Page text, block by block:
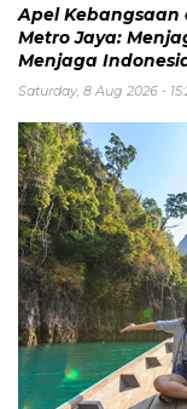
Apel Kebangsaan
Metro Jaya:
Menjaga
Saturday, 8 Aug 2026 -